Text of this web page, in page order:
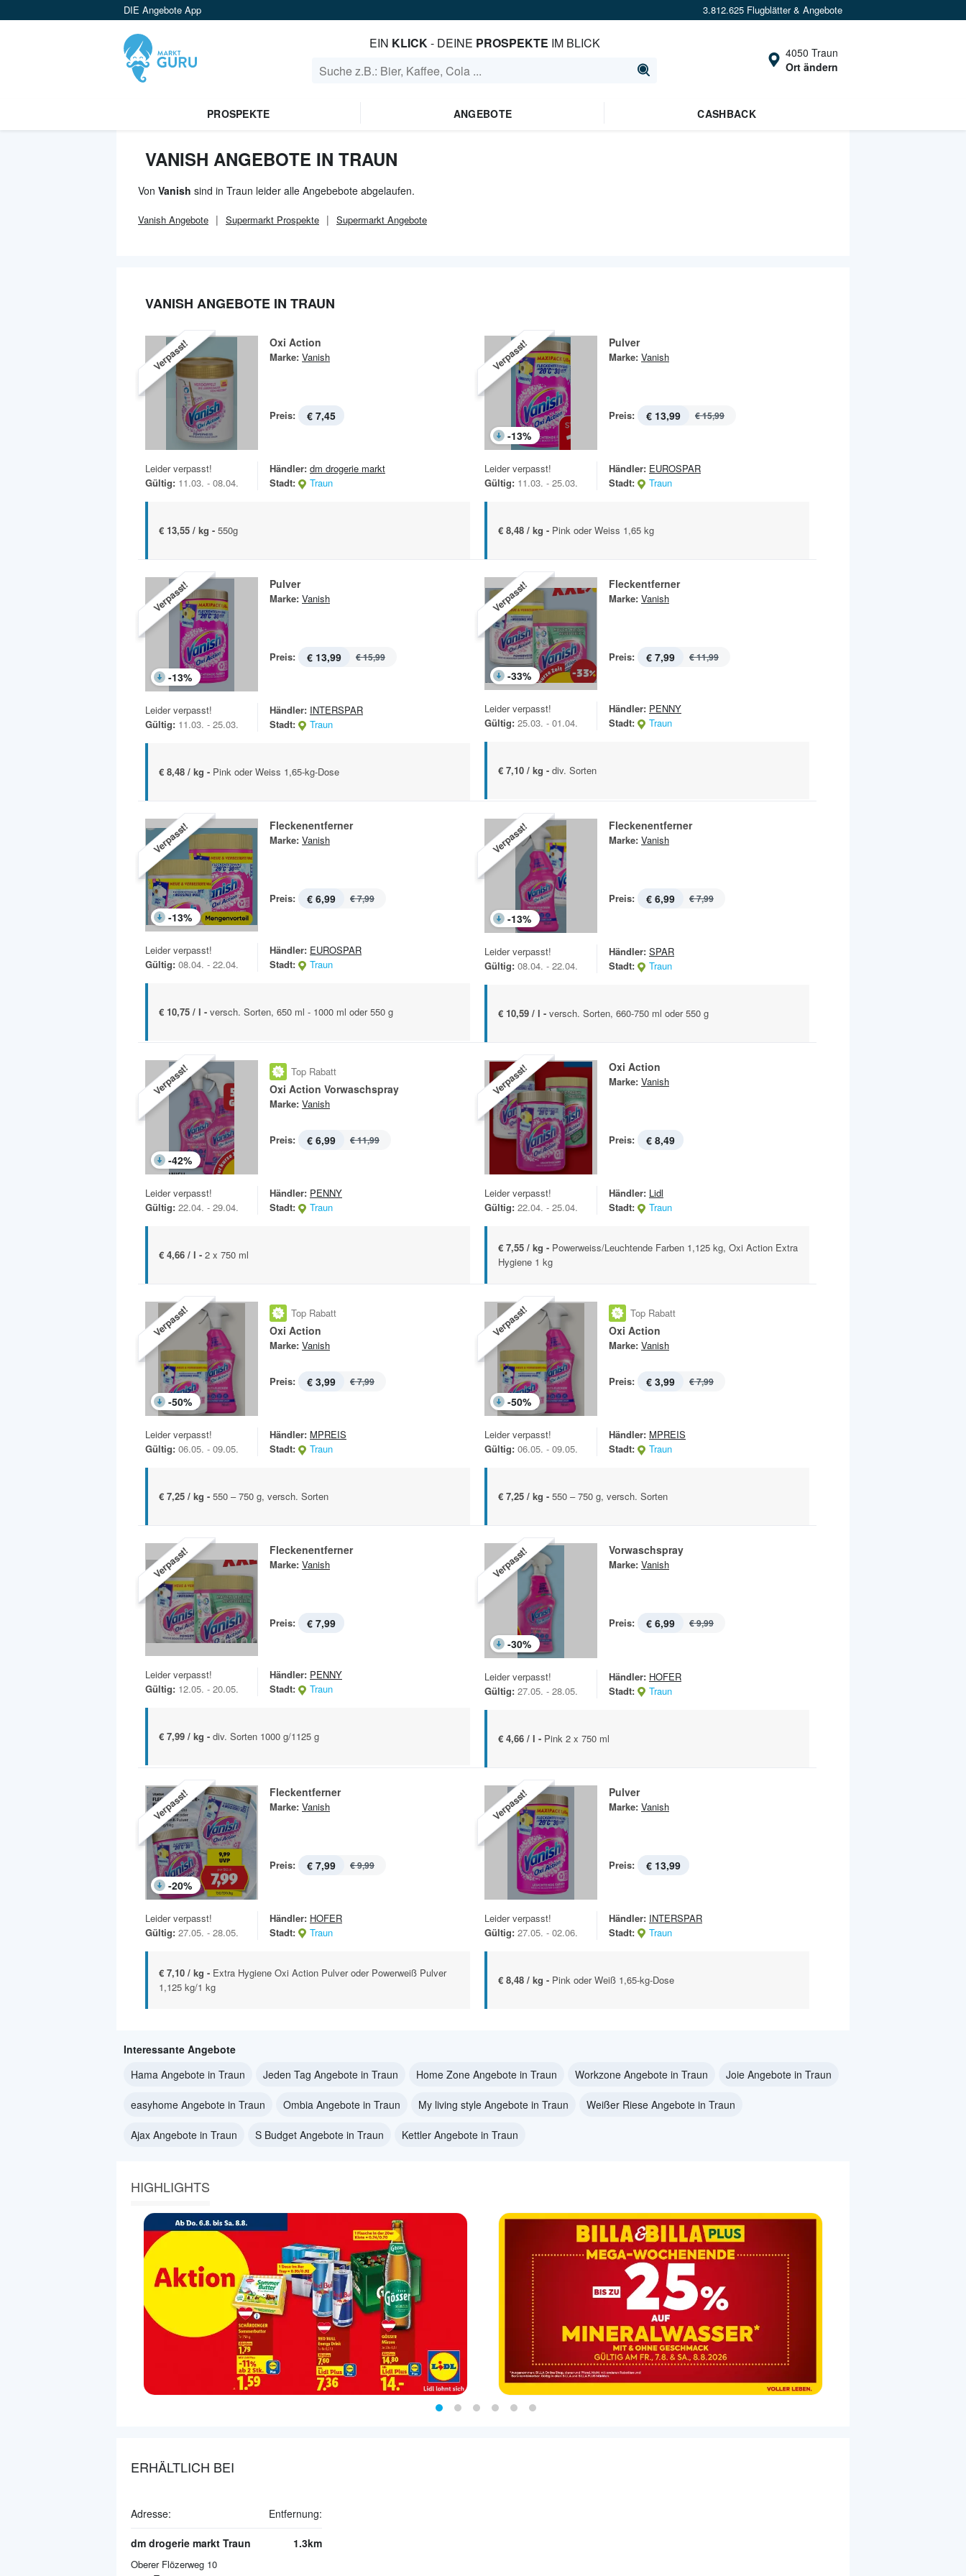
DIE Angebote App 3.812.625 Flugblätter & Angebote
EIN KLICK- DEINE PROSPEKTE IM BLICK
4050 Traun
Ort ändern
PROSPEKTE ANGEBOTE CASHBACK
VANISH ANGEBOTE IN TRAUN
Von Vanish sind in Traun leider alle Angebebote abgelaufen.
Vanish Angebote Supermarkt Prospekte Supermarkt Angebote
VANISH ANGEBOTE IN TRAUN
Verpasst! Oxi Action
Marke: Vanish
Preis: € 7,45
Leider verpasst!
Gültig: 11.03. - 08.04.
Händler: dm drogerie markt
Stadt:
Traun
€ 13,55 / kg - 550g
Verpasst!
-13%
Pulver
Marke: Vanish
Preis: € 13,99 € 15,99
Leider verpasst!
Gültig: 11.03. - 25.03.
Händler: EUROSPAR
Stadt:
Traun
€ 8,48 / kg - Pink oder Weiss 1,65 kg
Verpasst!
-13%
Pulver
Marke: Vanish
Preis: € 13,99 € 15,99
Leider verpasst!
Gültig: 11.03. - 25.03.
Händler: INTERSPAR
Stadt:
Traun
€ 8,48 / kg - Pink oder Weiss 1,65-kg-Dose
Verpasst!
-33%
Fleckentferner
Marke: Vanish
Preis: € 7,99 € 11,99
Leider verpasst!
Gültig: 25.03. - 01.04.
Händler: PENNY
Stadt:
Traun
€ 7,10 / kg - div. Sorten
Verpasst!
-13%
Fleckenentferner
Marke: Vanish
Preis: € 6,99 € 7,99
Leider verpasst!
Gültig: 08.04. - 22.04.
Händler: EUROSPAR
Stadt:
Traun
€ 10,75 / l - versch. Sorten, 650 ml - 1000 ml oder 550 g
Verpasst!
-13%
Fleckenentferner
Marke: Vanish
Preis: € 6,99 € 7,99
Leider verpasst!
Gültig: 08.04. - 22.04.
Händler: SPAR
Stadt:
Traun
€ 10,59 / l - versch. Sorten, 660-750 ml oder 550 g
Verpasst!
-42%
Top Rabatt
Oxi Action Vorwaschspray
Marke: Vanish
Preis: € 6,99 € 11,99
Leider verpasst!
Gültig: 22.04. - 29.04.
Händler: PENNY
Stadt:
Traun
€ 4,66 / l - 2 x 750 ml
Verpasst! Oxi Action
Marke: Vanish
Preis: € 8,49
Leider verpasst!
Gültig: 22.04. - 25.04.
Händler: Lidl
Stadt:
Traun
€ 7,55 / kg - Powerweiss/Leuchtende Farben 1,125 kg, Oxi Action Extra
Hygiene 1 kg
Verpasst!
-50%
Top Rabatt
Oxi Action
Marke: Vanish
Preis: € 3,99 € 7,99
Leider verpasst!
Gültig: 06.05. - 09.05.
Händler: MPREIS
Stadt:
Traun
€ 7,25 / kg - 550 – 750 g, versch. Sorten
Verpasst!
-50%
Top Rabatt
Oxi Action
Marke: Vanish
Preis: € 3,99 € 7,99
Leider verpasst!
Gültig: 06.05. - 09.05.
Händler: MPREIS
Stadt:
Traun
€ 7,25 / kg - 550 – 750 g, versch. Sorten
Verpasst! Fleckenentferner
Marke: Vanish
Preis: € 7,99
Leider verpasst!
Gültig: 12.05. - 20.05.
Händler: PENNY
Stadt:
Traun
€ 7,99 / kg - div. Sorten 1000 g/1125 g
Verpasst!
-30%
Vorwaschspray
Marke: Vanish
Preis: € 6,99 € 9,99
Leider verpasst!
Gültig: 27.05. - 28.05.
Händler: HOFER
Stadt:
Traun
€ 4,66 / l - Pink 2 x 750 ml
Verpasst!
-20%
Fleckentferner
Marke: Vanish
Preis: € 7,99 € 9,99
Leider verpasst!
Gültig: 27.05. - 28.05.
Händler: HOFER
Stadt:
Traun
€ 7,10 / kg - Extra Hygiene Oxi Action Pulver oder Powerweiß Pulver
1,125 kg/1 kg
Verpasst! Pulver
Marke: Vanish
Preis: € 13,99
Leider verpasst!
Gültig: 27.05. - 02.06.
Händler: INTERSPAR
Stadt:
Traun
€ 8,48 / kg - Pink oder Weiß 1,65-kg-Dose
Interessante Angebote
Hama Angebote in Traun
Jeden Tag Angebote in Traun Home Zone Angebote in Traun Workzone Angebote in Traun Joie Angebote in Traun
easyhome Angebote in Traun Ombia Angebote in Traun My living style Angebote in Traun Weißer Riese Angebote in Traun
Ajax Angebote in Traun S Budget Angebote in Traun Kettler Angebote in Traun
HIGHLIGHTS
ERHÄLTLICH BEI
Adresse: Entfernung:
dm drogerie markt Traun
Oberer Flözerweg 10
1.3km